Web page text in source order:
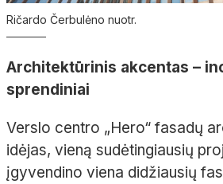
Ričardo Čerbulėno nuotr.
Architektūrinis akcentas –
sprendiniai
Verslo centro „Hero“ fasadų
idėjas, vieną sudėtingiausių
įgyvendino viena didžiausių